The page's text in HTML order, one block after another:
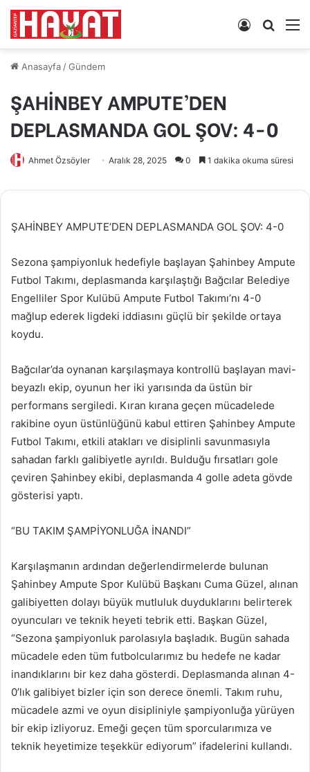
Arama
Kayıt
Anasayfa/Gündem
ŞAHİNBEY AMPUTE’DEN
DEPLASMANDA GOL ŞOV: 4-0
Ahmet Özsöyler Aralık 28, 2025 0 1 dakika okuma süresi
ŞAHİNBEY AMPUTE’DEN DEPLASMANDA GOL ŞOV: 4-0
Sezona şampiyonluk hedefiyle başlayan Şahinbey Ampute
Futbol Takımı, deplasmanda karşılaştığı Bağcılar Belediye
Engelliler Spor Kulübü Ampute Futbol Takımı’nı 4-0
mağlup ederek ligdeki iddiasını güçlü bir şekilde ortaya
koydu.
Bağcılar’da oynanan karşılaşmaya kontrollü başlayan mavi-
beyazlı ekip, oyunun her iki yarısında da üstün bir
performans sergiledi. Kıran kırana geçen mücadelede
rakibine oyun üstünlüğünü kabul ettiren Şahinbey Ampute
Futbol Takımı, etkili atakları ve disiplinli savunmasıyla
sahadan farklı galibiyetle ayrıldı. Bulduğu fırsatları gole
çeviren Şahinbey ekibi, deplasmanda 4 golle adeta gövde
gösterisi yaptı.
“BU TAKIM ŞAMPİYONLUĞA İNANDI”
Karşılaşmanın ardından değerlendirmelerde bulunan
Şahinbey Ampute Spor Kulübü Başkanı Cuma Güzel, alınan
galibiyetten dolayı büyük mutluluk duyduklarını belirterek
oyuncuları ve teknik heyeti tebrik etti. Başkan Güzel,
“Sezona şampiyonluk parolasıyla başladık. Bugün sahada
mücadele eden tüm futbolcularımız bu hedefe ne kadar
inandıklarını bir kez daha gösterdi. Deplasmanda alınan 4-
0’lık galibiyet bizler için son derece önemli. Takım ruhu,
mücadele azmi ve oyun disipliniyle şampiyonluğa yürüyen
bir ekip izliyoruz. Emeği geçen tüm sporcularımıza ve
teknik heyetimize teşekkür ediyorum” ifadelerini kullandı.